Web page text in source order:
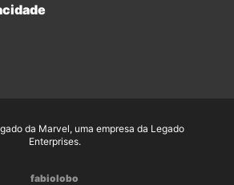
da Marvel, uma empresa da Legado
Enterprises.
fabiolobo